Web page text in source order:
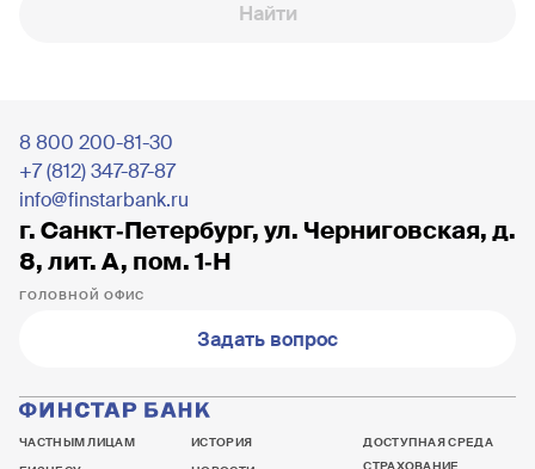
Найти
8 800 200-81-30
+7 (812) 347-87-87
info@finstarbank.ru
г. Санкт‐Петербург, ул. Черниговская, д.
8, лит. А, пом. 1‐Н
ГОЛОВНОЙ ОФИС
Задать вопрос
ЧАСТНЫМ ЛИЦАМ
ИСТОРИЯ
ДОСТУПНАЯ СРЕДА